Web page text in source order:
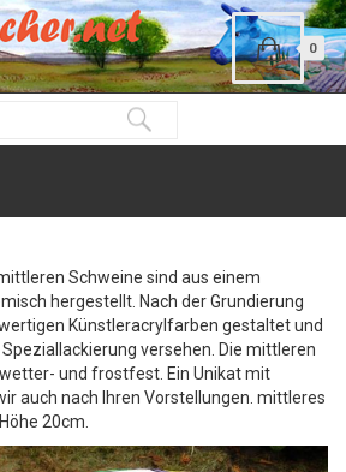
0
Schweine sind aus einem
hergestellt. Nach der Grundierung
Künstleracrylfarben gestaltet und
versehen. Die mittleren
und frostfest. Ein Unikat mit
auch nach Ihren Vorstellungen. mittleres
20cm.